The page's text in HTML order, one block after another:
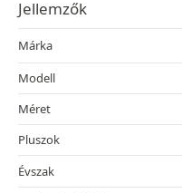
Jellemzők
Márka
Modell
Méret
Pluszok
Évszak